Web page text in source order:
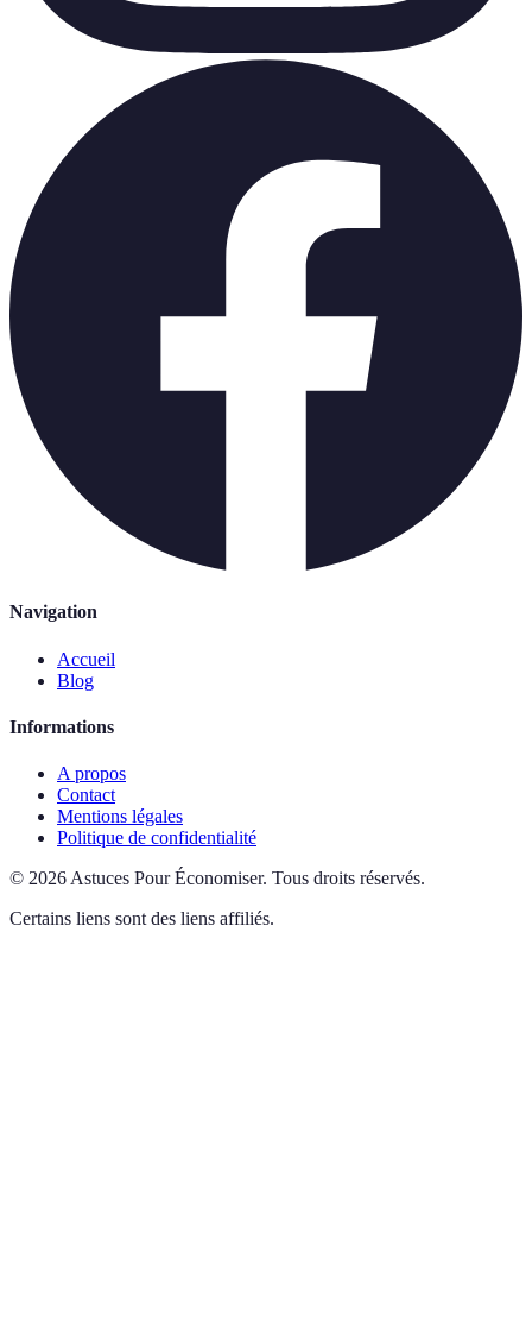
Navigation
Accueil
Blog
Informations
A propos
Contact
Mentions légales
Politique de confidentialité
© 2026 Astuces Pour Économiser. Tous droits réservés.
Certains liens sont des liens affiliés.